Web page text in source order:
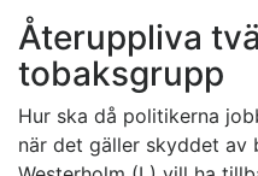
Återuppliva
tobaksgrupp
Hur ska då politikerna
när det gäller skyddet av